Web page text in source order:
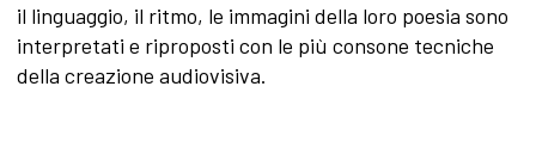
il linguaggio, il ritmo, le immagini della loro poesia sono
interpretati e riproposti con le più consone tecniche
della creazione audiovisiva.